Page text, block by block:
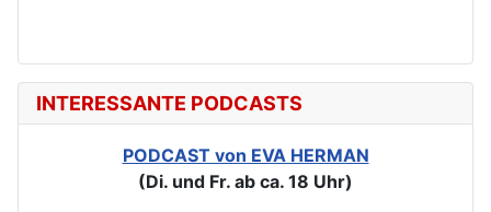
INTERESSANTE PODCASTS
PODCAST von EVA HERMAN
(Di. und Fr. ab ca. 18 Uhr)